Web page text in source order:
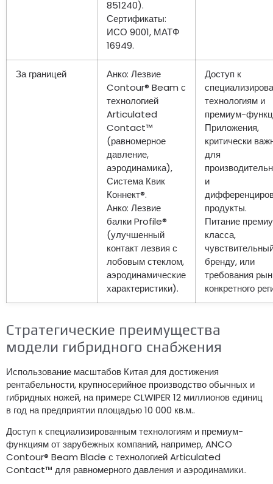
851240).
Сертификаты:
ИСО 9001, МАТФ
16949.
За границей
Анко: Лезвие
Contour® Beam с
технологией
Articulated
Contact™
(равномерное
давление,
аэродинамика),
Система Квик
Коннект®.
Анко: Лезвие
балки Profile®
(улучшенный
контакт лезвия с
лобовым стеклом,
аэродинамические
характеристики).
Доступ к
технологиям и
премиум-
Приложения,
критически
для
и
продукты.
Питание
класса,
бренду, или
требования
конкретного
Стратегические преимущества
модели гибридного снабжения
Использование масштабов Китая для достижения
рентабельности, крупносерийное производство обычных и
гибридных ножей, на примере CLWIPER 12 миллионов единиц
в год на предприятии площадью 10 000 кв.м..
Доступ к специализированным технологиям и премиум-
функциям от зарубежных компаний, например, ANCO
Contour® Beam Blade с технологией Articulated
Contact™ для равномерного давления и аэродинамики..